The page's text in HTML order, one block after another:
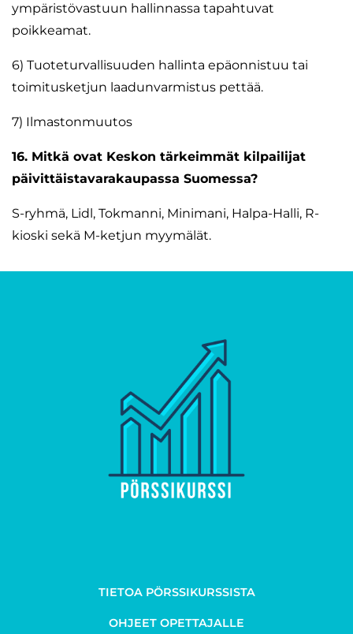
ympäristövastuun hallinnassa tapahtuvat
poikkeamat.
6) Tuoteturvallisuuden hallinta epäonnistuu tai
toimitusketjun laadunvarmistus pettää.
7) Ilmastonmuutos
16. Mitkä ovat Keskon tärkeimmät kilpailijat
päivittäistavarakaupassa Suomessa?
S-ryhmä, Lidl, Tokmanni, Minimani, Halpa-Halli, R-
kioski sekä M-ketjun myymälät.
TIETOA PÖRSSIKURSSISTA
OHJEET OPETTAJALLE